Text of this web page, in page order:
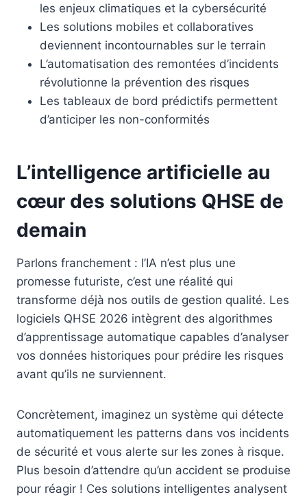
les enjeux climatiques et la cybersécurité
Les solutions mobiles et collaboratives
deviennent incontournables sur le terrain
L’automatisation des remontées d’incidents
révolutionne la prévention des risques
Les tableaux de bord prédictifs permettent
d’anticiper les non-conformités
L’intelligence artificielle au
cœur des solutions QHSE de
demain
Parlons franchement : l’IA n’est plus une
promesse futuriste, c’est une réalité qui
transforme déjà nos outils de gestion qualité. Les
logiciels QHSE 2026 intègrent des algorithmes
d’apprentissage automatique capables d’analyser
vos données historiques pour prédire les risques
avant qu’ils ne surviennent.
Concrètement, imaginez un système qui détecte
automatiquement les patterns dans vos incidents
de sécurité et vous alerte sur les zones à risque.
Plus besoin d’attendre qu’un accident se produise
pour réagir ! Ces solutions intelligentes analysent